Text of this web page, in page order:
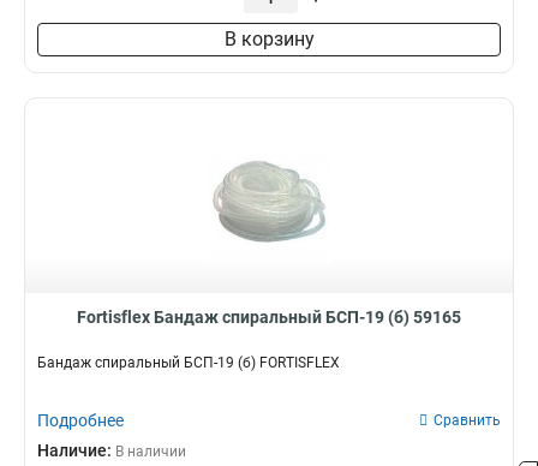
В корзину
Fortisflex Бандаж спиральный БСП-19 (б) 59165
Бандаж спиральный БСП-19 (б) FORTISFLEX
Подробнее Сравнить
Наличие: В наличии